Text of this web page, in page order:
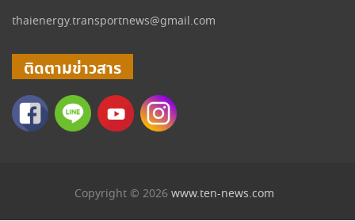
thaienergy.transportnews@gmail.com
ติดตามข่าวสาร
Copyright © 2026 www.ten-news.com